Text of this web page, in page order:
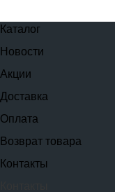
Каталог
Новости
Акции
Доставка
Оплата
Возврат товара
Контакты